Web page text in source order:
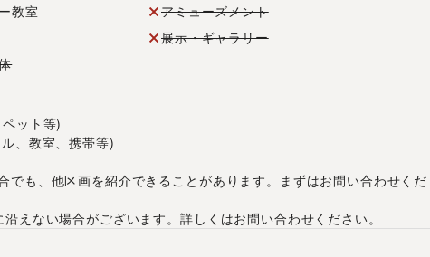
教室
アミューズメント
展示・ギャラリー
ット等)
、教室、携帯等)
でも、他区画を紹介できることがあります。まずはお問い合わせくだ
えない場合がございます。詳しくはお問い合わせください。